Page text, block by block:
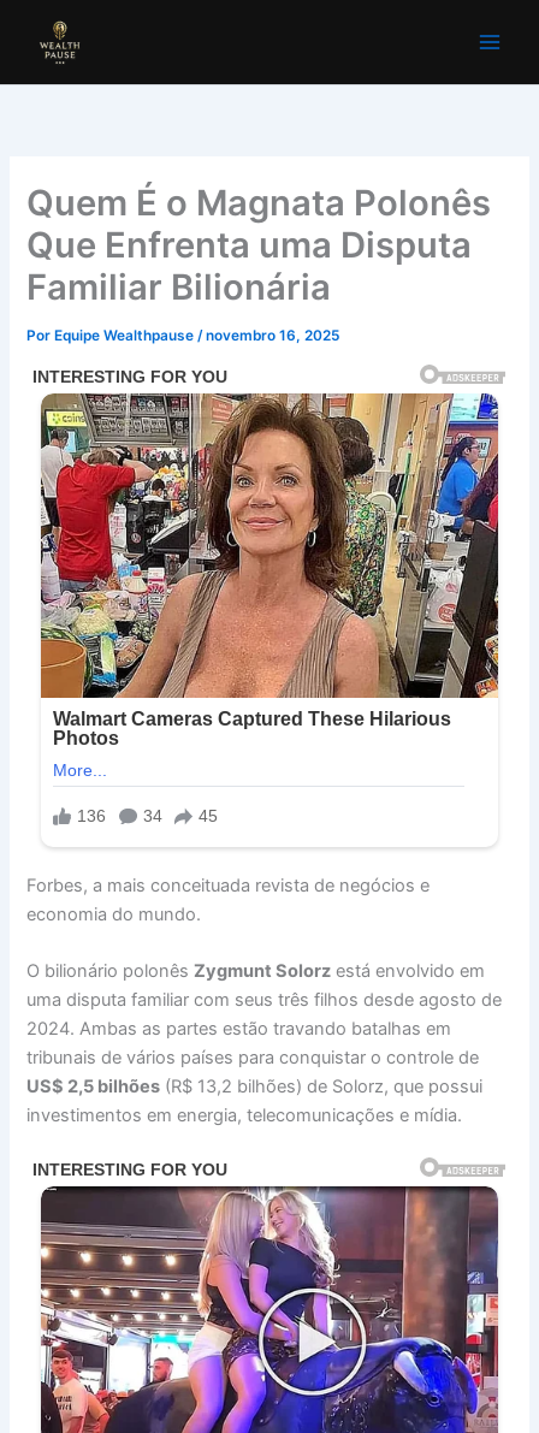
Quem É o Magnata Polonês
Que Enfrenta uma Disputa
Familiar Bilionária
Por Equipe Wealthpause/novembro 16, 2025
Forbes, a mais conceituada revista de negócios e
economia do mundo.
O bilionário polonêsZygmunt Solorz está envolvido em
uma disputa familiar com seus três filhos desde agosto de
2024. Ambas as partes estão travando batalhas em
tribunais de vários países para conquistar o controle de
US$ 2,5 bilhões (R$ 13,2 bilhões) de Solorz, que possui
investimentos em energia, telecomunicações e mídia.